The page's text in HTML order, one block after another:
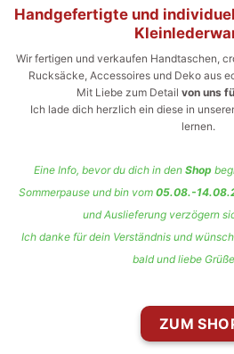
Handgefertigte und
Wir fertigen und verkaufen Handtaschen,
Rucksäcke, Accessoires und Deko aus
Mit Liebe zum Detail von uns
Ich lade dich herzlich ein diese in
lernen.
Eine Info, bevor du dich in den Shop
Sommerpause und bin vom 05.08.-
und Auslieferung verzögern
Ich danke für dein Verständnis und
bald und liebe
ZUM